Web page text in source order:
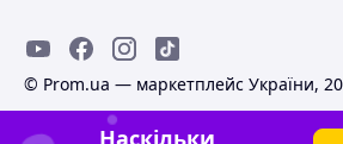
© Prom.ua — маркетплейс України,